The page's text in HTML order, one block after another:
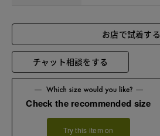
お店で試着する
チャット相談をする
Check the recommended size
Try this item on